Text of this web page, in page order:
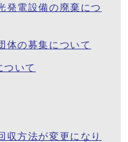
電設備の廃棄につ
体の募集について
ついて
収方法が変更になり